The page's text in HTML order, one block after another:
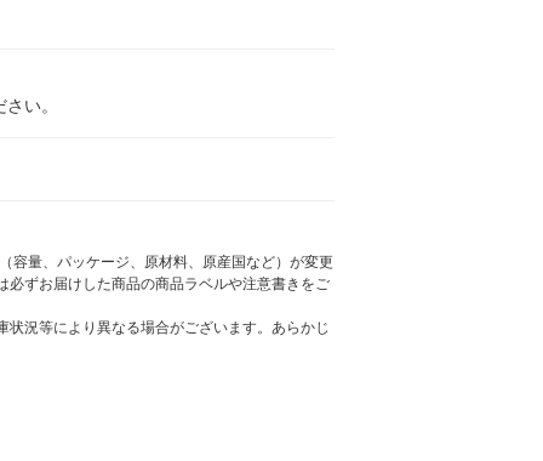
い。
容量、パッケージ、原材料、原産国など）が変更
ずお届けした商品の商品ラベルや注意書きをご
況等により異なる場合がございます。あらかじ